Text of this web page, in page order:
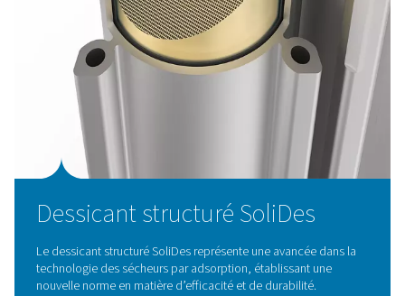
Technologie de sécheur
adsorption
Les sécheurs par adsorption PH 90-690 HE éliminent
de l'air comprimé en le canalisant à travers un
dessicant qui absorbe la vapeur d'eau sans modifier sa
On utilise généralement des matériaux
le gel de silice et l'alumine activée, qui peuvent être
l'aide d'air comprimé sec ou de chaleur externe une
La gamme PH 90-690 HE fait progresser cette